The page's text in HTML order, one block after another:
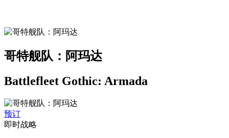
哥特舰队：阿玛达
Battlefleet Gothic: Armada
预订
即时战略